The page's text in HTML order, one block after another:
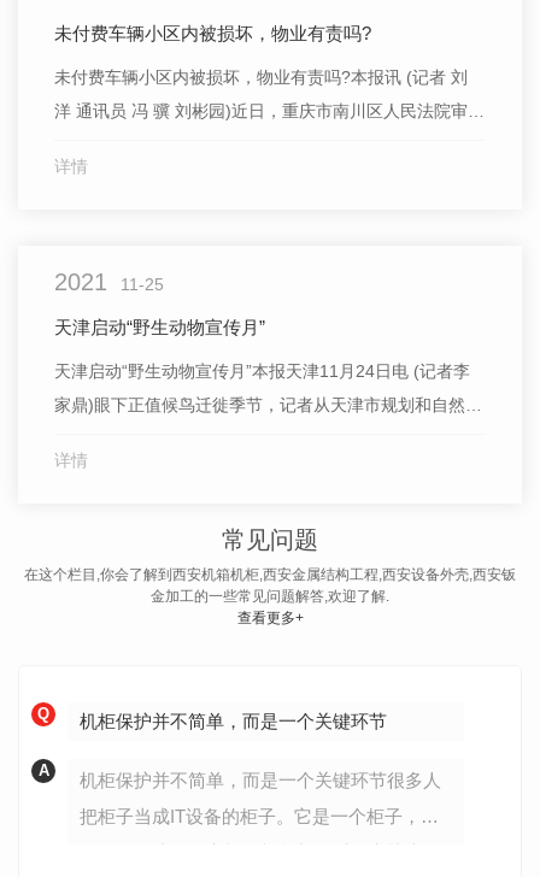
未付费车辆小区内被损坏，物业有责吗?
未付费车辆小区内被损坏，物业有责吗?本报讯 (记者 刘
洋 通讯员 冯 骥 刘彬园)近日，重庆市南川区人民法院审理
公共区域停车位后，挡风玻璃被损坏，因小区监控瘫痪无
注...
详情
2021 11-25
天津启动“野生动物宣传月”
天津启动“野生动物宣传月”本报天津11月24日电 (记者李
家鼎)眼下正值候鸟迁徙季节，记者从天津市规划和自然资
动物东方白鹳，以及大量天鹅等其他候鸟飞抵天津市境
食。11月23日，天津市启动“野生动物宣传月”活动，旨在
统...
详情
常见问题
在这个栏目,你会了解到西安机箱机柜,西安金属结构工程,西安设备外壳,西安钣
金加工的一些常见问题解答,欢迎了解.
查看更多+
Q 机柜保护并不简单，而是一个关键环节
A
机柜保护并不简单，而是一个关键环节很多人
把柜子当成IT设备的柜子。它是一个柜子，但